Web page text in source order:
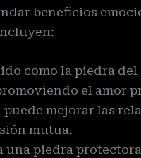
beneficios
como la piedra
el amor
puede mejorar las
mutua.
una piedra